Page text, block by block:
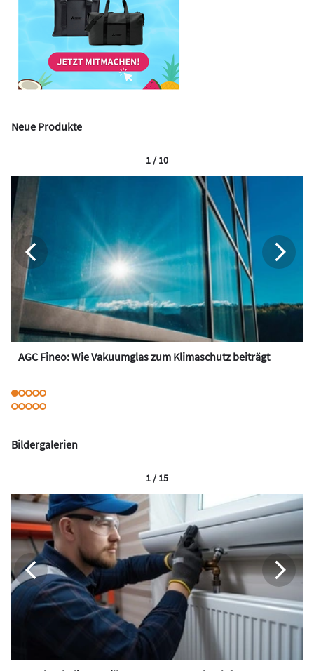
Neue Produkte
AGC Fineo: Wie Vakuumglas zum Klimaschutz beiträgt
1 / 10
Bildergalerien
1 / 15